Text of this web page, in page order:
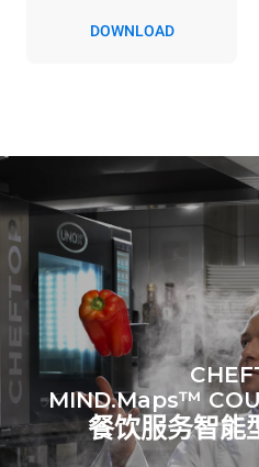
假设每天使用烤箱(300天/年)：
6次轻载烤鸡(载量为20%)
1次满载烘烤土豆
3次满载蒸汽烹饪
180°C空烤箱2小时
DOWNLOAD
MIND.Maps™
餐饮服务智能